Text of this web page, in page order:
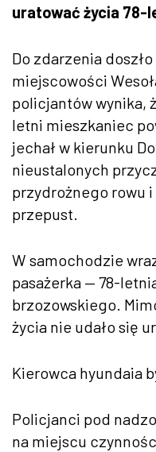
uratować życia 78-
Do zdarzenia
miejscowości
policjantów wynika,
letni mieszkaniec
jechał w kierunku
nieustalonych
przydrożnego rowu
przepust.
W samochodzie
pasażerka — 78-
brzozowskiego.
życia nie udało się
Kierowca hyundaia
Policjanci pod
na miejscu